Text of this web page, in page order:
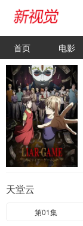
首页 电影
天堂云
第01集